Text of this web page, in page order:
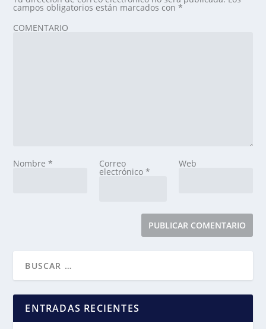
campos obligatorios están marcados con*
COMENTARIO
Nombre* Correo
electrónico *
Web
ENTRADAS RECIENTES